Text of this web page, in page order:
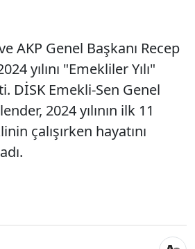
AKP Genel Başkanı Recep
yılını "Emekliler Yılı"
DİSK Emekli-Sen Genel
2024 yılının ilk 11
çalışırken hayatını